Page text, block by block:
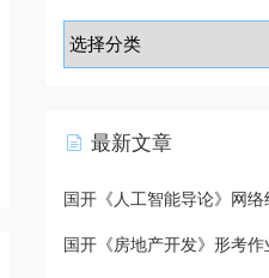
最新文章
国开《人工智能导论》网络
国开《房地产开发》形考作